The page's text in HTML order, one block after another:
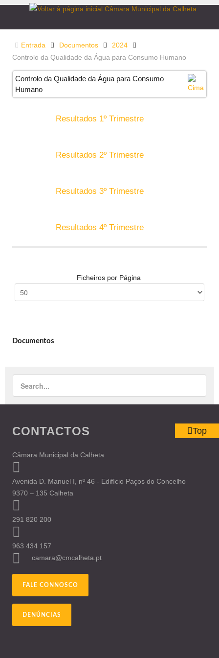
Entrada Documentos
2024
Controlo da Qualidade da Água para Consumo Humano
Controlo da Qualidade da Água para Consumo
Humano
Resultados 1º Trimestre
Resultados 2º Trimestre
Resultados 3º Trimestre
Resultados 4º Trimestre
Ficheiros por Página
Documentos
CONTACTOS
Câmara Municipal da Calheta
Avenida D. Manuel I, nº 46 - Edifício Paços do Concelho
9370 – 135 Calheta
291 820 200
963 434 157
camara@cmcalheta.pt
FALE CONNOSCO
DENÚNCIAS
Top